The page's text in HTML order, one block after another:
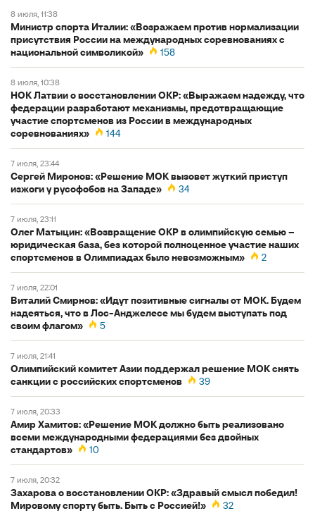
8 июля, 11:38
Министр спорта Италии: «Возражаем против нормализации
присутствия России на международных соревнованиях с
национальной символикой»
158
8 июля, 10:38
НОК Латвии о восстановлении ОКР: «Выражаем надежду, что
федерации разработают механизмы, предотвращающие
участие спортсменов из России в международных
соревнованиях»
144
7 июля, 23:44
Сергей Миронов: «Решение МОК вызовет жуткий приступ
изжоги у русофобов на Западе»
34
7 июля, 23:11
Олег Матыцин: «Возвращение ОКР в олимпийскую семью –
юридическая база, без которой полноценное участие наших
спортсменов в Олимпиадах было невозможным»
2
7 июля, 22:01
Виталий Смирнов: «Идут позитивные сигналы от МОК. Будем
надеяться, что в Лос-Анджелесе мы будем выступать под
своим флагом»
5
7 июля, 21:41
Олимпийский комитет Азии поддержал решение МОК снять
санкции с российских спортсменов
39
7 июля, 20:33
Амир Хамитов: «Решение МОК должно быть реализовано
всеми международными федерациями без двойных
стандартов»
10
7 июля, 20:32
Захарова о восстановлении ОКР: «Здравый смысл победил!
Мировому спорту быть. Быть с Россией!»
32